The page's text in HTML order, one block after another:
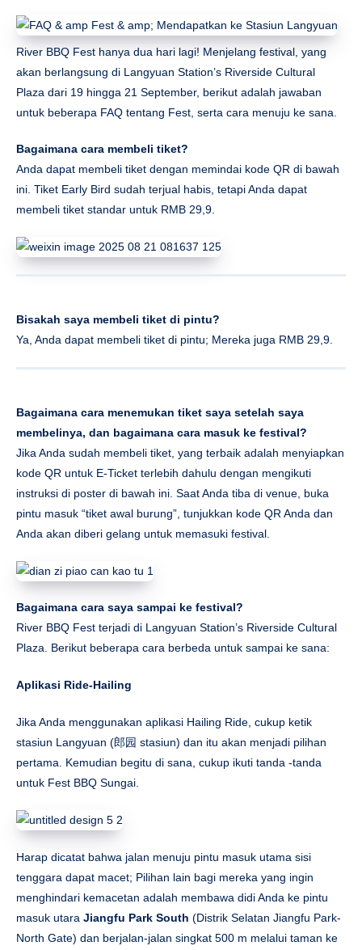
River BBQ Fest hanya dua hari lagi! Menjelang festival, yang
akan berlangsung di Langyuan Station’s Riverside Cultural
Plaza dari 19 hingga 21 September, berikut adalah jawaban
untuk beberapa FAQ tentang Fest, serta cara menuju ke sana.
Bagaimana cara membeli tiket?
Anda dapat membeli tiket dengan memindai kode QR di bawah
ini. Tiket Early Bird sudah terjual habis, tetapi Anda dapat
membeli tiket standar untuk RMB 29,9.
Bisakah saya membeli tiket di pintu?
Ya, Anda dapat membeli tiket di pintu; Mereka juga RMB 29,9.
Bagaimana cara menemukan tiket saya setelah saya
membelinya, dan bagaimana cara masuk ke festival?
Jika Anda sudah membeli tiket, yang terbaik adalah menyiapkan
kode QR untuk E-Ticket terlebih dahulu dengan mengikuti
instruksi di poster di bawah ini. Saat Anda tiba di venue, buka
pintu masuk “tiket awal burung”, tunjukkan kode QR Anda dan
Anda akan diberi gelang untuk memasuki festival.
Bagaimana cara saya sampai ke festival?
River BBQ Fest terjadi di Langyuan Station’s Riverside Cultural
Plaza. Berikut beberapa cara berbeda untuk sampai ke sana:
Aplikasi Ride-Hailing
Jika Anda menggunakan aplikasi Hailing Ride, cukup ketik
stasiun Langyuan (郎园 stasiun) dan itu akan menjadi pilihan
pertama. Kemudian begitu di sana, cukup ikuti tanda -tanda
untuk Fest BBQ Sungai.
Harap dicatat bahwa jalan menuju pintu masuk utama sisi
tenggara dapat macet; Pilihan lain bagi mereka yang ingin
menghindari kemacetan adalah membawa didi Anda ke pintu
masuk utara Jiangfu Park South (Distrik Selatan Jiangfu Park-
North Gate) dan berjalan-jalan singkat 500 m melalui taman ke